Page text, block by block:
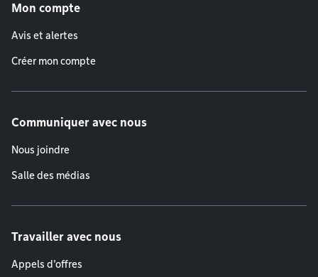
Mon compte
Avis et alertes
Créer mon compte
Communiquer avec nous
Nous joindre
Salle des médias
Travailler avec nous
Appels d'offres